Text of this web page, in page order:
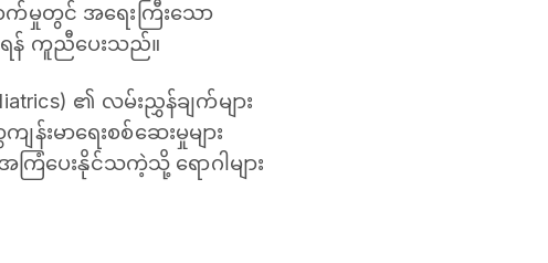
ာက်မှုတွင် အရေးကြီးသော
ေရန် ကူညီပေးသည်။
၏ လမ်းညွှန်ချက်များ
းမာရေးစစ်ဆေးမှုများ
ပေးနိုင်သကဲ့သို့ ရောဂါများ